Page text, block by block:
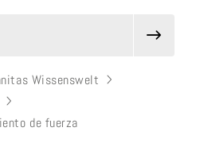
Wissenswelt
de fuerza